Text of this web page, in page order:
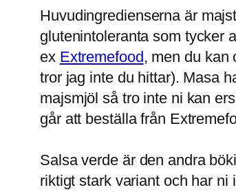
Huvudingredienserna är
glutenintoleranta som tycker
ex Extremefood, men du kan
tror jag inte du hittar). Masa
majsmjöl så tro inte ni kan
går att beställa från
Salsa verde är den andra
riktigt stark variant och har